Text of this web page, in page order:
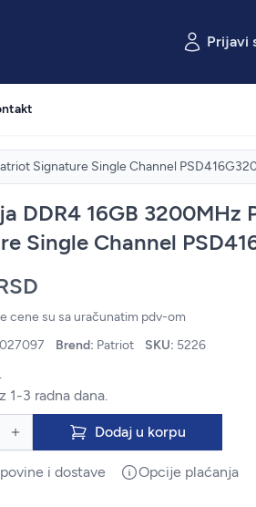
Prijavi
Signature Single Channel
DDR4 16GB 3200MHz
Single Channel
cene su sa uračunatim pdv-om
Brend: Patriot SKU: 5226
1-3 radna dana.
Dodaj u korpu
i dostave Opcije plaćanja